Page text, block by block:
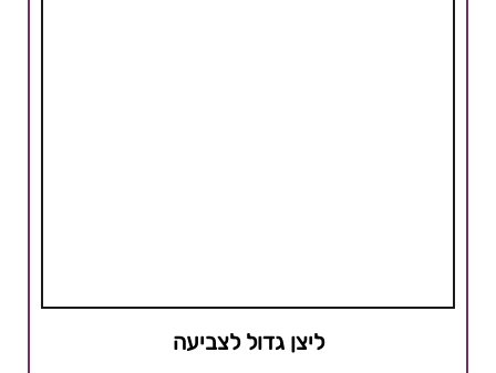
ליצן גדול לצביעה